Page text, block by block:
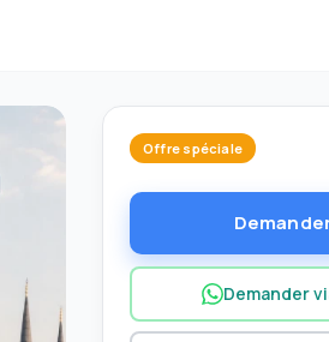
Offre spéciale
Demander